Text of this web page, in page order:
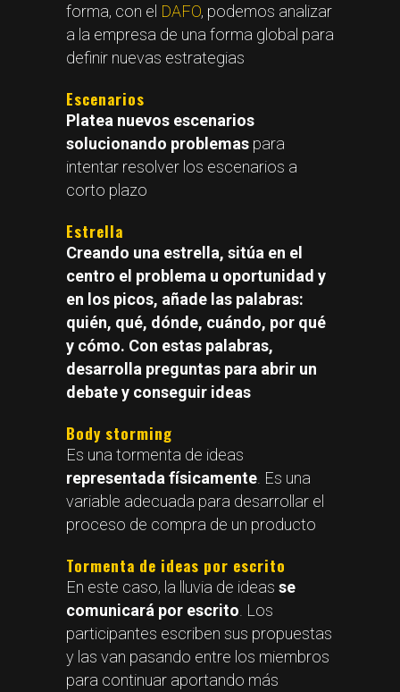
forma, con el DAFO, podemos analizar
a la empresa de una forma global para
definir nuevas estrategias
Escenarios
Platea nuevos escenarios
solucionando problemas para
intentar resolver los escenarios a
corto plazo
Estrella
Creando una estrella, sitúa en el
centro el problema u oportunidad y
en los picos, añade las palabras:
quién, qué, dónde, cuándo, por qué
y cómo. Con estas palabras,
desarrolla preguntas para abrir un
debate y conseguir ideas
Body storming
Es una tormenta de ideas
representada físicamente . Es una
variable adecuada para desarrollar el
proceso de compra de un producto
Tormenta de ideas por escrito
En este caso, la lluvia de ideas se
comunicará por escrito . Los
participantes escriben sus propuestas
y las van pasando entre los miembros
para continuar aportando más